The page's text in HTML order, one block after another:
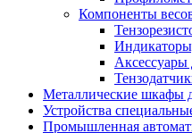
Компоненты
Аксессуары
Металлические шкафы
Устройства
Промышленная